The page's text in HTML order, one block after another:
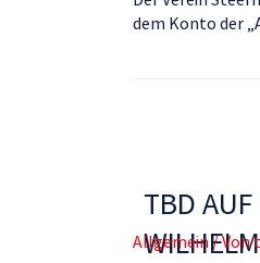
dem Konto der
TBD AUF
Allgemein/ Von